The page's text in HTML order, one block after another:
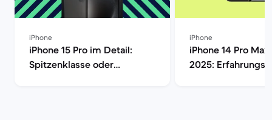
iPhone
iPhone 15 Pro im Detail:
Spitzenklasse oder
iPhone
iPhone 14 Pro Max
2025: